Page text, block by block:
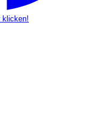
klicken!